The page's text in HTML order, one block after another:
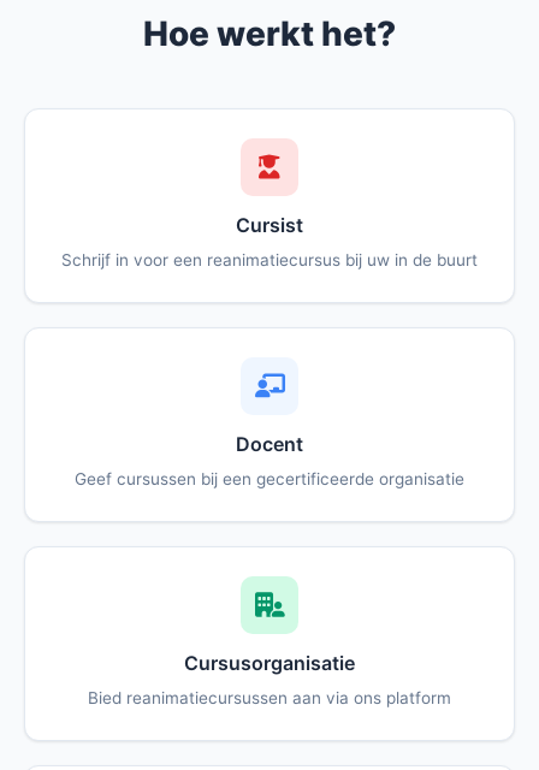
Hoe werkt het?
Cursist
Schrijf in voor een reanimatiecursus bij uw in de buurt
Docent
Geef cursussen bij een gecertificeerde organisatie
Cursusorganisatie
Bied reanimatiecursussen aan via ons platform